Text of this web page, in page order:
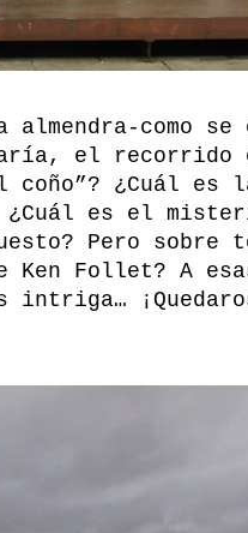
como se
el recorrido
¿Cuál
es el
Pero sobre
Follet? A
intriga…